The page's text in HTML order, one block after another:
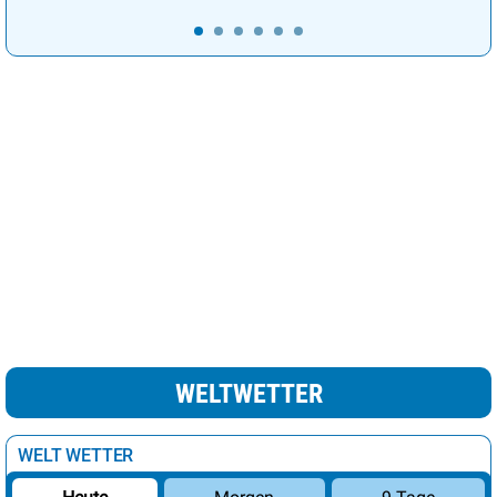
Ljubljana 22° sonnig 7%
Podgorica 27° sonnig 10%
Prag 14° heiter 12%
WELTWETTER
WELT WETTER